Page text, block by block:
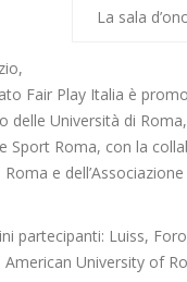
La sala
Fair Play Italia è
delle Università di
Sport Roma, con la
Roma e
partecipanti: Luiss,
University of